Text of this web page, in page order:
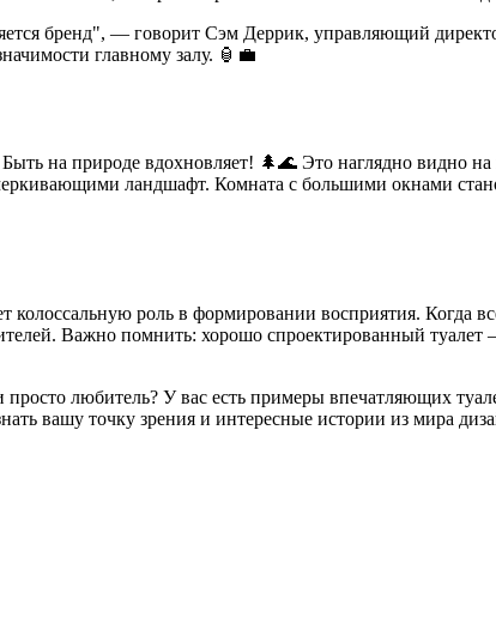
бренд", — говорит Сэм Деррик, управляющий
главному залу. 🏮💼
на природе вдохновляет! 🌲🌊 Это наглядно видно
ландшафт. Комната с большими окнами
роль в формировании восприятия. Когда
Важно помнить: хорошо спроектированный
любитель? У вас есть примеры впечатляющих
вашу точку зрения и интересные истории из мира